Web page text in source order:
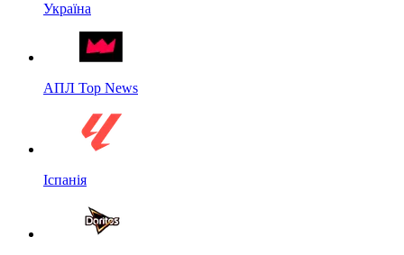
Україна
АПЛ Top News
Іспанія